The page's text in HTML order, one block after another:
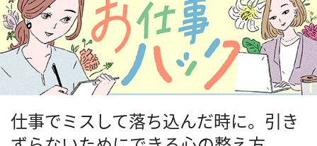
仕事でミスして落ち込んだ時に。引き